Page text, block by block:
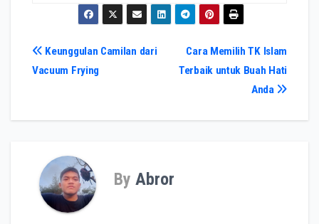
Navigasi
Cara Memilih TK Islam
Terbaik untuk Buah Hati
Anda
Keunggulan Camilan dari
Vacuum Frying
By Abror